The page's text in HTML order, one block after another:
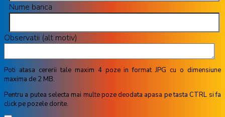
Nume banca
Observatii (alt motiv)
Poti atasa cererii tale maxim 4 poze in format JPG cu o dimensiune
maxima de 2 MB.
Pentru a putea selecta mai multe poze deodata apasa pe tasta CTRL si fa
click pe pozele dorite.